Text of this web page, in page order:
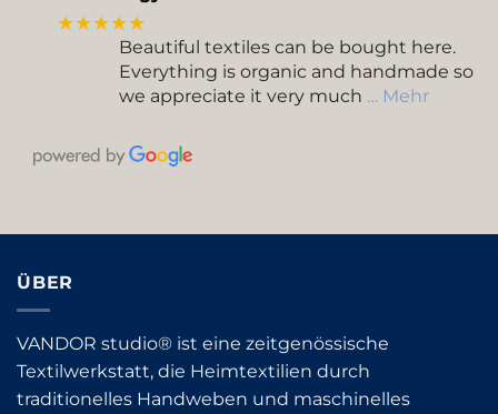
★★★★★
Beautiful textiles can be bought here.
Everything is organic and handmade so
we appreciate it very much … Mehr
ÜBER
VANDOR studio® ist eine zeitgenössische
Textilwerkstatt, die Heimtextilien durch
traditionelles Handweben und maschinelles